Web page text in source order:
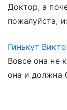
Доктор, а
пожалуйста,
Гинькут
Вовсе она не
она и должна